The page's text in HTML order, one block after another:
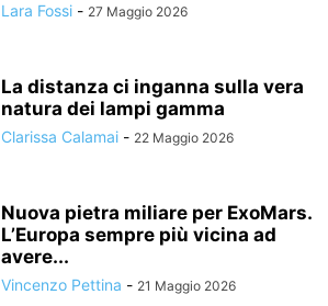
Lara Fossi - 27 Maggio 2026
La distanza ci inganna sulla vera
natura dei lampi gamma
Clarissa Calamai - 22 Maggio 2026
Nuova pietra miliare per ExoMars.
L’Europa sempre più vicina ad
avere...
Vincenzo Pettina - 21 Maggio 2026